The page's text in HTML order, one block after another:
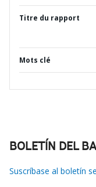
Titre du rapport
Mots clé
BOLETÍN DEL
Suscríbase al boletín